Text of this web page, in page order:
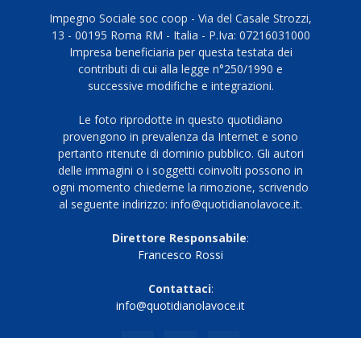
Impegno Sociale soc coop - Via del Casale Strozzi,
13 - 00195 Roma RM - Italia - P.Iva: 07216031000
Impresa beneficiaria per questa testata dei
contributi di cui alla legge n°250/1990 e
successive modifiche e integrazioni.
Le foto riprodotte in questo quotidiano
provengono in prevalenza da Internet e sono
pertanto ritenute di dominio pubblico. Gli autori
delle immagini o i soggetti coinvolti possono in
ogni momento chiederne la rimozione, scrivendo
al seguente indirizzo: info@quotidianolavoce.it.
Direttore Responsabile:
Francesco Rossi
Contattaci:
info@quotidianolavoce.it